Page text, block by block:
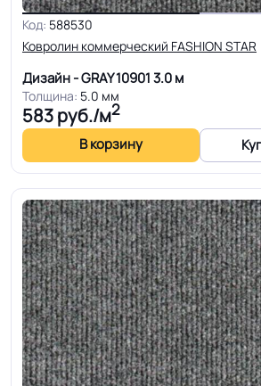
Код: 588530
Ковролин коммерческий FASHION STAR
Дизайн - GRAY 109013.0 м
Толщина: 5.0 мм
583руб./м2
В корзину